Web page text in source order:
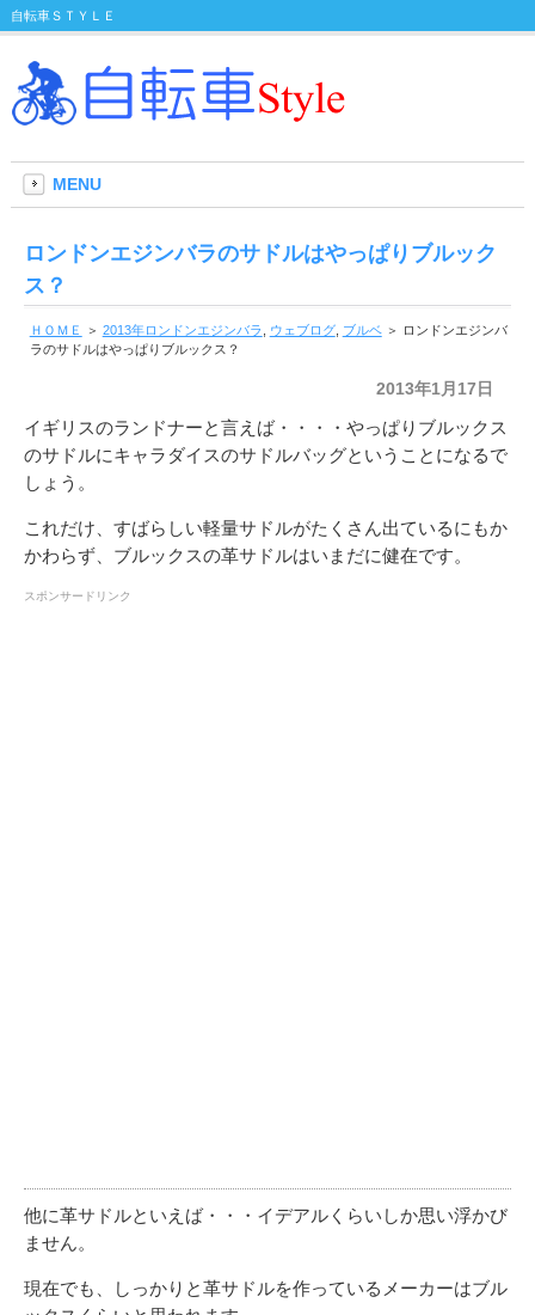
自転車ＳＴＹＬＥ
MENU
ロンドンエジンバラのサドルはやっぱりブルック
ス？
ＨＯＭＥ ＞ 2013年ロンドンエジンバラ ウェブログ, ブルベ＞ ロンドンエジンバ
ラのサドルはやっぱりブルックス？
2013年1月17日
イギリスのランドナーと言えば・・・・やっぱりブルックス
のサドルにキャラダイスのサドルバッグということになるで
しょう。
これだけ、すばらしい軽量サドルがたくさん出ているにもか
かわらず、ブルックスの革サドルはいまだに健在です。
スポンサードリンク
他に革サドルといえば・・・イデアルくらいしか思い浮かび
ません。
現在でも、しっかりと革サドルを作っているメーカーはブル